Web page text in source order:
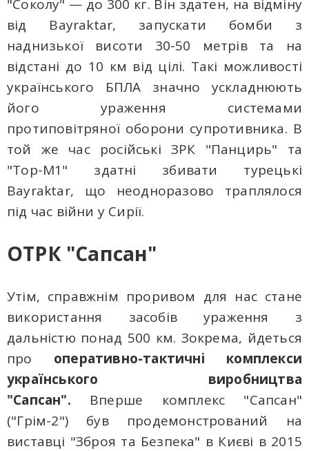
"Соколу" — до 300 кг. Він здатен, на відміну
від Bayraktar, запускати бомби з
наднизької висоти 30-50 метрів та на
відстані до 10 км від цілі. Такі можливості
українського БПЛА значно ускладнюють
його ураження системами
протиповітряної оборони супротивника. В
той же час російські ЗРК "Панцирь" та
"Тор-М1" здатні збивати турецькі
Bayraktar, що неодноразово траплялося
під час війни у Сирії.
ОТРК "Сапсан"
Утім, справжнім проривом для нас стане
використання засобів ураження з
дальністю понад 500 км. Зокрема, йдеться
про оперативно-тактичні комплекси
українського виробництва
"Сапсан". Вперше комплекс "Сапсан"
("Грім-2") був продемонстрований на
виставці "Зброя та Безпека" в Києві в 2015